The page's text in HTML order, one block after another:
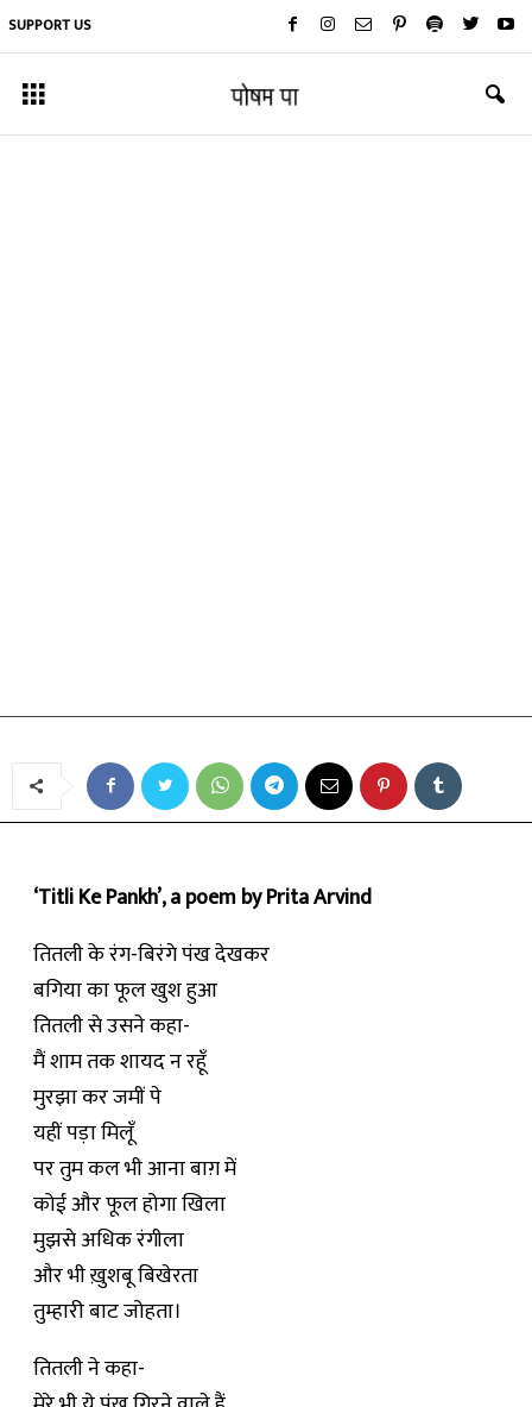
SUPPORT US
‘Titli Ke Pankh’, a poem by Prita Arvind
तितली के रंग-बिरंगे पंख देखकर
बगिया का फूल खुश हुआ
तितली से उसने कहा-
मैं शाम तक शायद न रहूँ
मुरझा कर जमीं पे
यहीं पड़ा मिलूँ
पर तुम कल भी आना बाग़ में
कोई और फूल होगा खिला
मुझसे अधिक रंगीला
और भी ख़ुशबू बिखेरता
तुम्हारी बाट जोहता।
तितली ने कहा-